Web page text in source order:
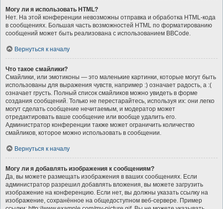
Могу ли я использовать HTML?
Нет. На этой конференции невозможны отправка и обработка HTML-кода
в сообщениях. Большая часть возможностей HTML по форматированию
сообщений может быть реализована с использованием BBCode.
Вернуться к началу
Что такое смайлики?
Смайлики, или эмотиконы — это маленькие картинки, которые могут быть
использованы для выражения чувств, например :) означает радость, а :(
означает грусть. Полный список смайликов можно увидеть в форме
создания сообщений. Только не перестарайтесь, используя их: они легко
могут сделать сообщение нечитаемым, и модератор может
отредактировать ваше сообщение или вообще удалить его.
Администратор конференции также может ограничить количество
смайликов, которое можно использовать в сообщении.
Вернуться к началу
Могу ли я добавлять изображения к сообщениям?
Да, вы можете размещать изображения в ваших сообщениях. Если
администратор разрешил добавлять вложения, вы можете загрузить
изображение на конференцию. Если нет, вы должны указать ссылку на
изображение, сохранённое на общедоступном веб-сервере. Пример